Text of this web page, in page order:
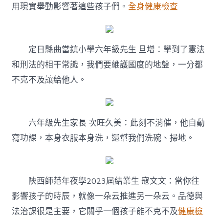
用現實舉動影響著這些孩子們。全身健康檢查
定日縣曲當鎮小學六年級先生 旦增：學到了憲法
和刑法的相干常識，我們要維護國度的地盤，一分都
不克不及讓給他人。
六年級先生家長 次旺久美：此刻不消催，他自動
寫功課，本身衣服本身洗，還幫我們洗碗、掃地。
陜西師范年夜學2023屆結業生 寇文文：當你往
影響孩子的時辰，就像一朵云推進另一朵云。品德與
法治課很是主要，它關乎一個孩子能不克不及健康檢